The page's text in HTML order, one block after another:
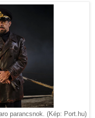
parancsnok. (Kép: Port.hu)